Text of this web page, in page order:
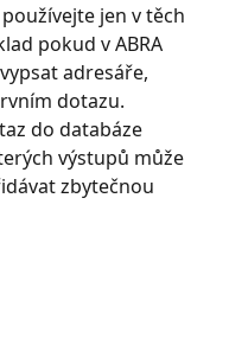
používejte jen v těch
pokud v ABRA
adresáře,
dotazu.
do databáze
výstupů může
zbytečnou